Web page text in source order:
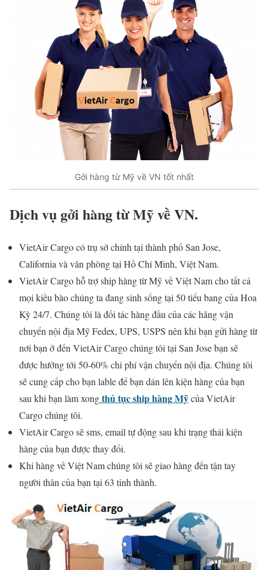
Gởi hàng từ Mỹ về VN tốt nhất
Dịch vụ gởi hàng từ Mỹ về VN.
VietAir Cargo có trụ sở chính tại thành phố San Jose,
California và văn phòng tại Hồ Chí Minh, Việt Nam.
VietAir Cargo hỗ trợ ship hàng từ Mỹ về Việt Nam cho tất cả
mọi kiều bào chúng ta đang sinh sống tại 50 tiểu bang của Hoa
Kỳ 24/7. Chúng tôi là đối tác hàng đầu của các hãng vận
chuyển nội địa Mỹ Fedex, UPS, USPS nên khi bạn gửi hàng từ
nơi bạn ở đến VietAir Cargo chúng tôi tại San Jose bạn sẽ
được hưởng tới 50-60% chi phí vận chuyển nội địa. Chúng tôi
sẽ cung cấp cho bạn lable để bạn dán lên kiện hàng của bạn
sau khi bạn làm xongthủ tục ship hàng Mỹcủa VietAir
Cargo chúng tôi.
VietAir Cargo sẽ sms, email tự động sau khi trạng thái kiện
hàng của bạn được thay đổi.
Khi hàng về Việt Nam chúng tôi sẽ giao hàng đến tận tay
người thân của bạn tại 63 tỉnh thành.